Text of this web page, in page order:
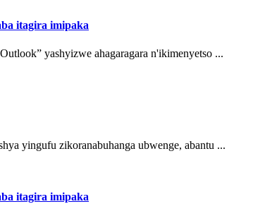
itagira imipaka
yashyizwe ahagaragara n'ikimenyetso ...
yingufu zikoranabuhanga ubwenge, abantu ...
itagira imipaka